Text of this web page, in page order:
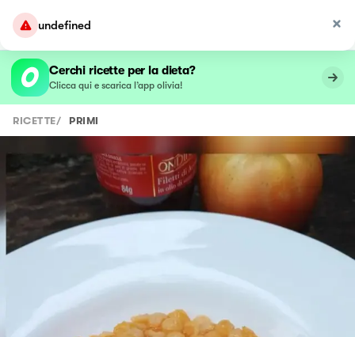
undefined
Cerchi ricette per la dieta?
Clicca qui e scarica l’app olivia!
RICETTE/ PRIMI